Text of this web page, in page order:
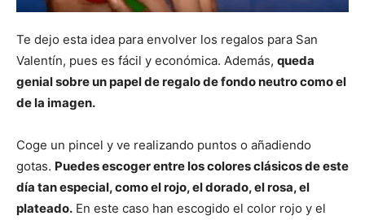
Te dejo esta idea para envolver los regalos para San
Valentín, pues es fácil y económica. Además, queda
genial sobre un papel de regalo de fondo neutro como el
de la imagen.
Coge un pincel y ve realizando puntos o añadiendo
gotas. Puedes escoger entre los colores clásicos de este
día tan especial, como el rojo, el dorado, el rosa, el
plateado. En este caso han escogido el color rojo y el